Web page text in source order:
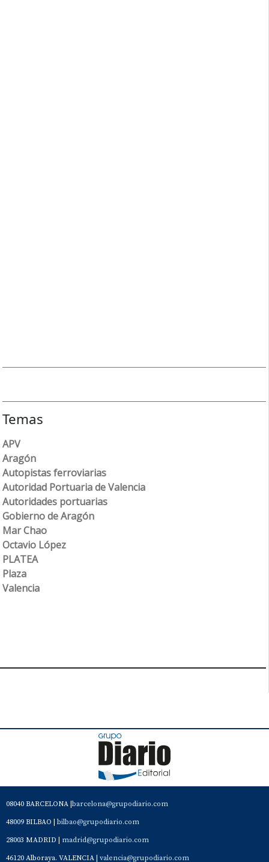
Temas
APV
Aragón
Autopistas ferroviarias
Autoridad Portuaria de Valencia
Autoridades portuarias
Gobierno de Aragón
Mar Chao
Octavio López
PLATEA
Plaza
Valencia
08040 BARCELONA | barcelona@grupodiario.com
48009 BILBAO | bilbao@grupodiario.com
28003 MADRID | madrid@grupodiario.com
46120 Alboraya. VALENCIA | valencia@grupodiario.com